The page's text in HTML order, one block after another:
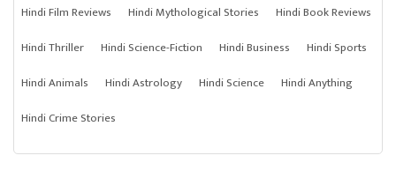
Hindi Film Reviews
Hindi Mythological Stories
Hindi Book Reviews
Hindi Thriller
Hindi Science-Fiction Hindi Business
Hindi Sports
Hindi Animals
Hindi Astrology Hindi Science
Hindi Anything
Hindi Crime Stories